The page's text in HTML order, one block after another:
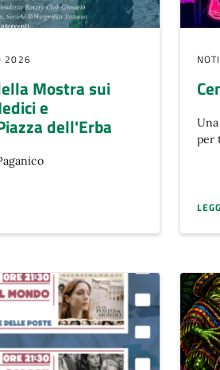
2026
Mostra sui
e
dell'Erba
SUI GRANDUCHI DE' MEDICI E
per